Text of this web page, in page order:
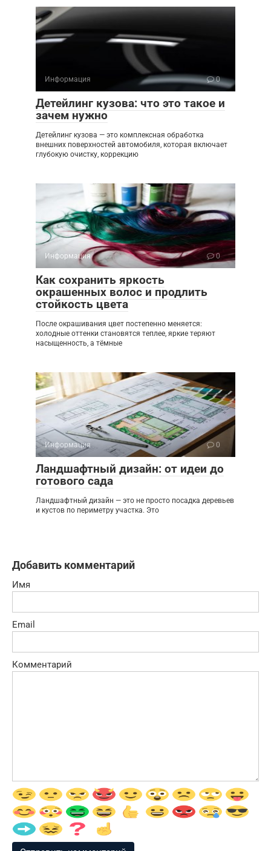
Информация 0
Детейлинг кузова: что это такое и
зачем нужно
Детейлинг кузова — это комплексная обработка
внешних поверхностей автомобиля, которая включает
глубокую очистку, коррекцию
Информация 0
Как сохранить яркость
окрашенных волос и продлить
стойкость цвета
После окрашивания цвет постепенно меняется:
холодные оттенки становятся теплее, яркие теряют
насыщенность, а тёмные
Информация 0
Ландшафтный дизайн: от идеи до
готового сада
Ландшафтный дизайн — это не просто посадка деревьев
и кустов по периметру участка. Это
Добавить комментарий
Имя
Email
Комментарий